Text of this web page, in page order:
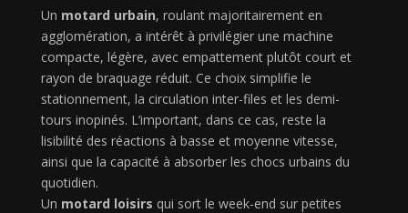
Un motard urbain, roulant majoritairement en
agglomération, a intérêt à privilégier une machine
compacte, légère, avec empattement plutôt court et
rayon de braquage réduit. Ce choix simplifie le
stationnement, la circulation inter-files et les demi-
tours inopinés. L’important, dans ce cas, reste la
lisibilité des réactions à basse et moyenne vitesse,
ainsi que la capacité à absorber les chocs urbains du
quotidien.
Un motard loisirs qui sort le week-end sur petites